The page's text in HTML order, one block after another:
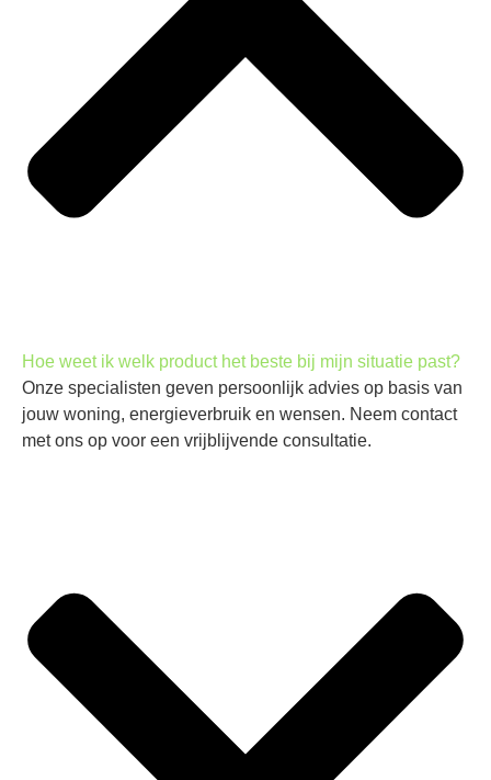
Hoe weet ik welk product het beste bij mijn situatie past?
Onze specialisten geven persoonlijk advies op basis van
jouw woning, energieverbruik en wensen. Neem contact
met ons op voor een vrijblijvende consultatie.